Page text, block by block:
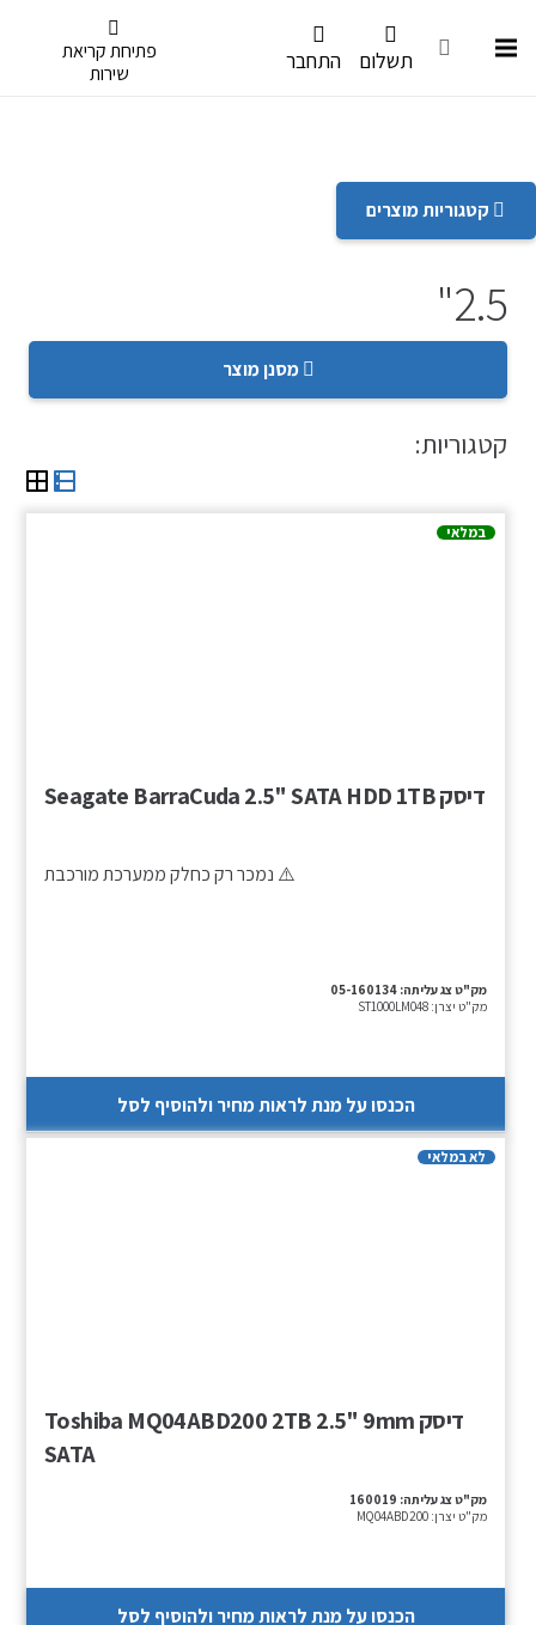
פתיחת קריאת
שירות
תשלום התחבר
קטגוריות מוצרים
קטגוריות:
2.5"
מסנן מוצר
במלאי
דיסק Seagate BarraCuda 2.5" SATA HDD 1TB
⚠️ נמכר רק כחלק ממערכת מורכבת
מק"ט צג עליתה: 05-160134
מק"ט יצרן: ST1000LM048
הכנסו על מנת לראות מחיר ולהוסיף לסל
לא במלאי
דיסק Toshiba MQ04ABD200 2TB 2.5" 9mm
SATA
מק"ט צג עליתה: 160019
מק"ט יצרן: MQ04ABD200
הכנסו על מנת לראות מחיר ולהוסיף לסל